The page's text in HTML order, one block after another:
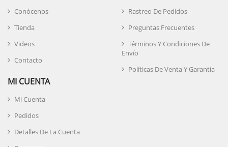
Conócenos
Tienda
Videos
Contacto
Rastreo De Pedidos
Preguntas Frecuentes
Términos Y Condiciones De
Envío
Políticas De Venta Y Garantía
MI CUENTA
Mi Cuenta
Pedidos
Detalles De La Cuenta